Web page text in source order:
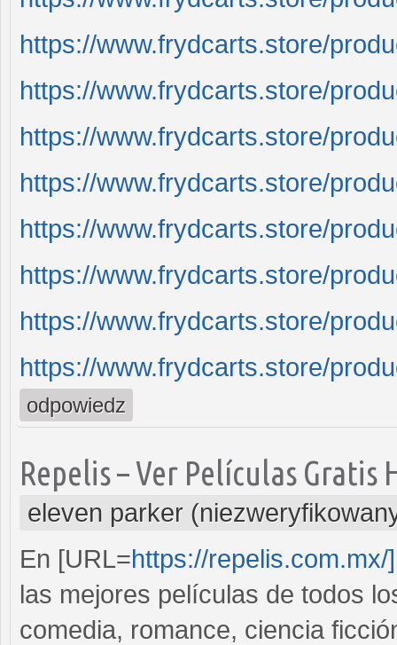
https://www.frydcarts.store/
https://www.frydcarts.store/
https://www.frydcarts.store/
https://www.frydcarts.store/
https://www.frydcarts.store/
https://www.frydcarts.store/
https://www.frydcarts.store/
https://www.frydcarts.store/
odpowiedz
Repelis – Ver Películas Gratis
eleven parker
En [URL=https://
las mejores películas de todos
comedia, romance, ciencia